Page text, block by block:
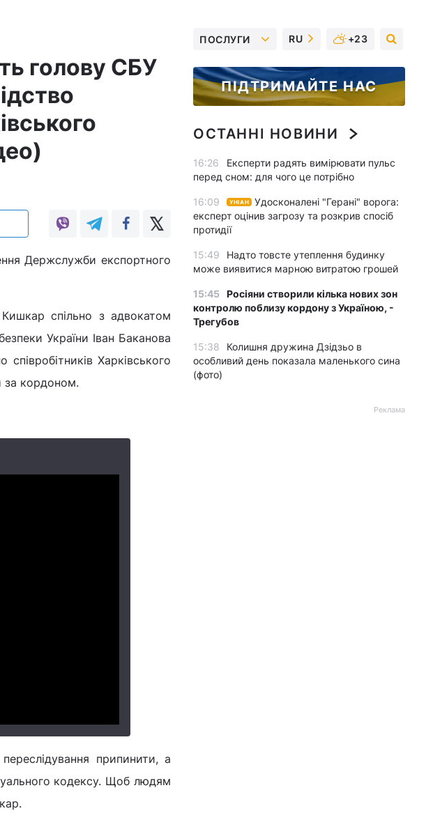
голову СБУ
Держслужби експортного
спільно з адвокатом
України Іван Баканова
Харківського
за кордоном.
припинити, а
кодексу. Щоб людям
ПОСЛУГИ RU +23
ПІДТРИМАЙТЕ НАС
ОСТАННІ НОВИНИ
16:26
Експерти радять вимірювати пульс
перед сном: для чого це потрібно
16:09 УНІАН
Удосконалені "Герані" ворога:
експерт оцінив загрозу та розкрив спосіб
протидії
15:49
Надто товсте утеплення будинку
може виявитися марною витратою грошей
15:45 Росіяни створили кілька нових зон
контролю поблизу кордону з Україною, -
Трегубов
15:38
Колишня дружина Дзідзьо в
особливий день показала маленького сина
(фото)
Реклама